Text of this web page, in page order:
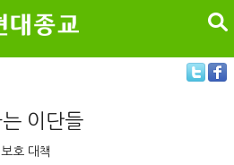
검색
이단들
호 대책